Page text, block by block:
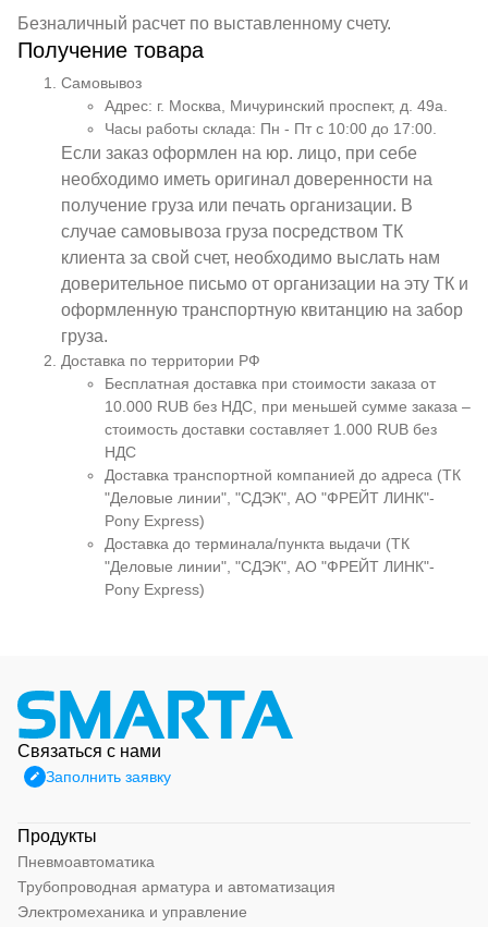
Безналичный расчет по выставленному счету.
Получение товара
Самовывоз
Адрес: г. Москва, Мичуринский проспект, д. 49а.
Часы работы склада: Пн - Пт с 10:00 до 17:00.
Если заказ оформлен на юр. лицо, при себе
необходимо иметь оригинал доверенности на
получение груза или печать организации. В
случае самовывоза груза посредством ТК
клиента за свой счет, необходимо выслать нам
доверительное письмо от организации на эту ТК и
оформленную транспортную квитанцию на забор
груза.
Доставка по территории РФ
Бесплатная доставка при стоимости заказа от
10.000 RUB без НДС, при меньшей сумме заказа –
стоимость доставки составляет 1.000 RUB без
НДС
Доставка транспортной компанией до адреса (ТК
"Деловые линии", "СДЭК", АО "ФРЕЙТ ЛИНК"-
Pony Express)
Доставка до терминала/пункта выдачи (ТК
"Деловые линии", "СДЭК", АО "ФРЕЙТ ЛИНК"-
Pony Express)
Связаться с нами
Заполнить заявку
Продукты
Пневмоавтоматика
Трубопроводная арматура и автоматизация
Электромеханика и управление